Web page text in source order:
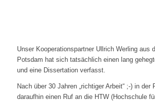
Unser Kooperationspartner Ullrich Werling aus
Potsdam hat sich tatsächlich einen lang
und eine Dissertation verfasst.
Nach über 30 Jahren „richtiger Arbeit“ ;-) in der
daraufhin einen Ruf an die HTW (Hochschule